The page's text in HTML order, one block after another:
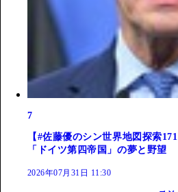
7
【#佐藤優のシン世界地図探索
「ドイツ第四帝国」の夢と野望
2026年07月31日 11:30